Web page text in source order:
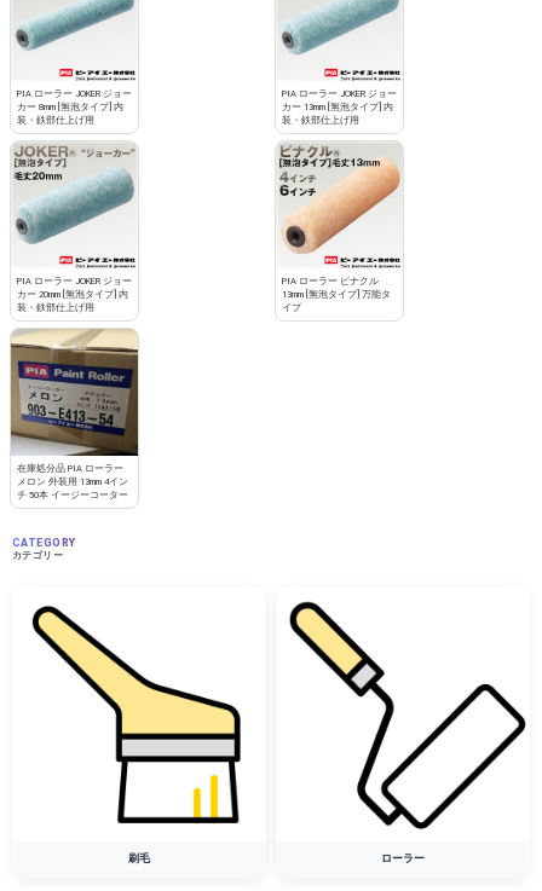
PIA ローラー JOKER ジョー
カー 8mm [無泡タイプ] 内
装・鉄部仕上げ用
PIA ローラー JOKER ジョー
カー 13mm [無泡タイプ] 内
装・鉄部仕上げ用
PIA ローラー JOKER ジョー
カー 20mm [無泡タイプ] 内
装・鉄部仕上げ用
PIA ローラー ピナクル
13mm [無泡タイプ] 万能タ
イプ
在庫処分品 PIA ローラー
メロン 外装用 13mm 4イン
チ 50本 イージーコーター
CATEGORY
カテゴリー
刷毛 ローラー